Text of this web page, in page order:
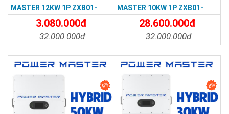
MASTER 12KW 1P ZXB01-
SPM-123-GEU3.080.000đ
32.000.000đ
MASTER 10KW 1P ZXB01-
SPM-102-GEU
28.600.000đ
32.000.000đ
9% 8%